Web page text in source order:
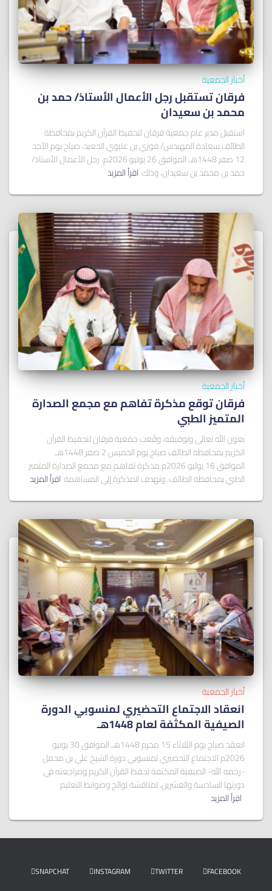
أخبار الجمعية
فرقان تستقبل رجل الأعمال الأستاذ/ ﺣﻤﺪ ﺑﻦ
ﻣﺤﻤﺪ ﺑﻦ ﺳﻌﻴﺪان
استقبل مدير عام جمعية فرقان لتحفيظ القرآن الكريم بمحافظة
الطائف سعادة المهندس/ فوزي بن عليوي الجعيد، صباح يوم الأحد
12 صفر 1448هـ الموافق 26 يوليو 2026م، رجل الأعمال الأستاذ/
حمد بن محمد بن سعيدان، وذلك اقرأ المزيد
أخبار الجمعية
فرقان توقع مذكرة تفاهم مع مجمع الصدارة
المتميز الطبي
بعون الله تعالى وتوفيقه، وقّعت جمعية فرقان لتحفيظ القرآن
الكريم بمحافظة الطائف صباح يوم الخميس 2 صفر 1448هـ
الموافق 16 يوليو 2026م مذكرة تفاهم مع مجمع الصدارة المتميز
الطبي بمحافظة الطائف. وتهدف المذكرة إلى المساهمة اقرأ المزيد
أخبار الجمعية
انعقاد الاجتماع التحضيري لمنسوبي الدورة
الصيفية المكثفة لعام 1448هـ
انعقد صباح يوم الثلاثاء 15 محرم 1448هـ الموافق 30 يونيو
2026م الاجتماع التحضيري لمنسوبي دورة الشيخ علي بن محمل
-رحمه الله- الصيفية المكثفة لحفظ القرآن الكريم ومراجعته في
دورتها السادسة والعشرين، لمناقشة لوائح وضوابط التعليم
اقرأ المزيد
FACEBOOK
TWITTER
INSTAGRAM
SNAPCHAT